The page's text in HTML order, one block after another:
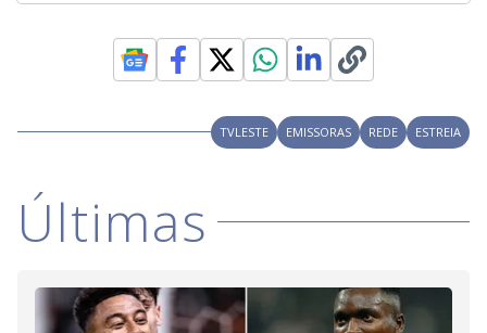
TVLESTE EMISSORAS REDE ESTREIA
Últimas